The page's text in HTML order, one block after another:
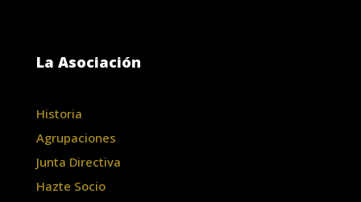
La Asociación
Historia
Agrupaciones
Junta Directiva
Hazte Socio